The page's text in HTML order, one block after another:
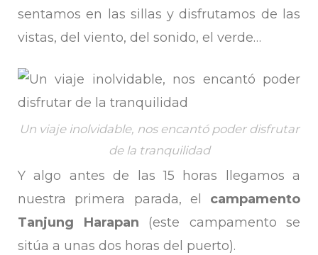
sentamos en las sillas y disfrutamos de las
vistas, del viento, del sonido, el verde…
Un viaje inolvidable, nos encantó poder disfrutar
de la tranquilidad
Y algo antes de las 15 horas llegamos a
nuestra primera parada, el campamento
Tanjung Harapan (este campamento se
sitúa a unas dos horas del puerto).